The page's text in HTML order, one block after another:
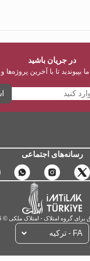
در جریان باشید
تا با آخرین پروژه‌ها و
رسانه‌های اجتماعی
گروه امتلاک - امتلاک ملکی © 2026
FA - تركيه